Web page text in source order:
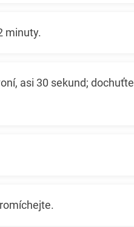
minuty.
asi 30 sekund; dochuťte